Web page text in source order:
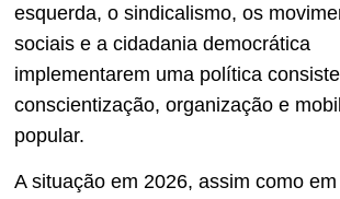
esquerda, o sindicalismo, os
sociais e a cidadania democrática
implementarem uma política
conscientização, organização e
popular.
A situação em 2026, assim como